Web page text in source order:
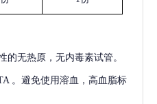
的无热原，无内毒素试管。
。避免使用溶血，高血脂标